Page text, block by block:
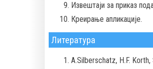
Извештаји за приказ
Креирање апликације.
Литература
A.Silberschatz, H.F.